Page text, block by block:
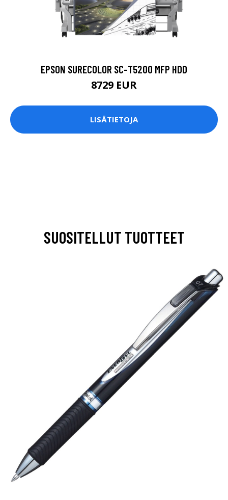
EPSON SURECOLOR SC-T5200 MFP HDD
8729 EUR
LISÄTIETOJA
SUOSITELLUT TUOTTEET